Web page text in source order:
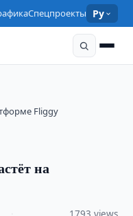
Спецпроекты Ру
Fliggy
на